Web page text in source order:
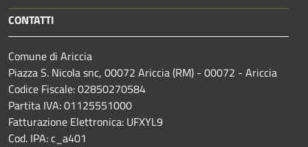
CONTATTI
Comune di Ariccia
Piazza S. Nicola snc, 00072 Ariccia (RM) - 00072 - Ariccia
Codice Fiscale: 02850270584
Partita IVA: 01125551000
Fatturazione Elettronica: UFXYL9
Cod. IPA: c_a401